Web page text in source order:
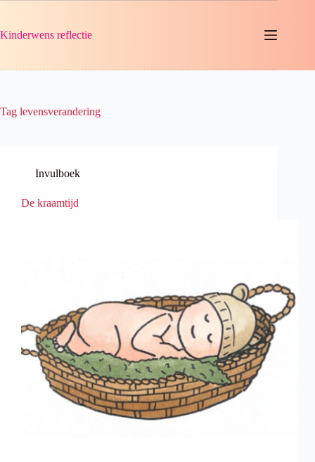
de
Kinderwens reflectie
Tag levensverandering
Invulboek
De kraamtijd